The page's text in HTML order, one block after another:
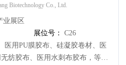
Biotechnology Co., Ltd.
业展区
展位号：
C26
医用PU膜胶布、硅凝胶卷材、医
无纺胶布、医用水刺布胶布，等；